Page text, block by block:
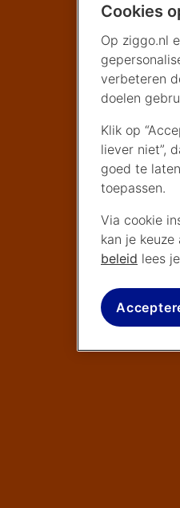
Cookies
Op ziggo.nl
verbeteren
doelen
Klik op
liever niet”,
goed te
toepassen.
Via cookie
kan je
beleid lees